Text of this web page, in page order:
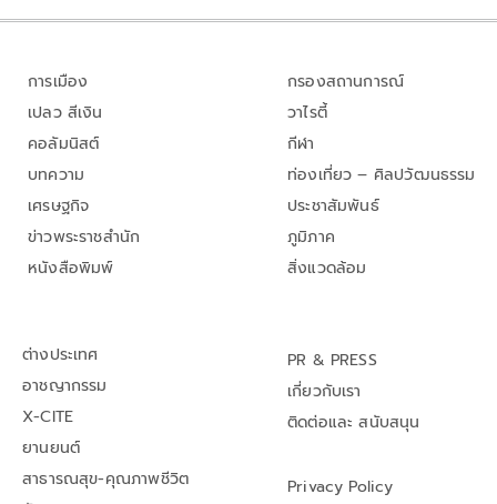
การเมือง
เปลว สีเงิน
คอลัมนิสต์
บทความ
เศรษฐกิจ
ข่าวพระราชสำนัก
หนังสือพิมพ์
กรองสถานการณ์
วาไรตี้
กีฬา
ท่องเที่ยว – ศิลปวัฒนธรรม
ประชาสัมพันธ์
ภูมิภาค
สิ่งแวดล้อม
ต่างประเทศ
อาชญากรรม
X-CITE
ยานยนต์
สาธารณสุข-คุณภาพชีวิต
PR & PRESS
เกี่ยวกับเรา
ติดต่อและ สนับสนุน
Privacy Policy